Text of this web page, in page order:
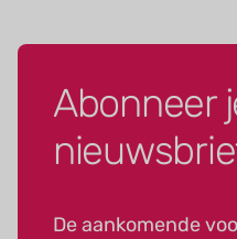
Abonneer
De aankomende